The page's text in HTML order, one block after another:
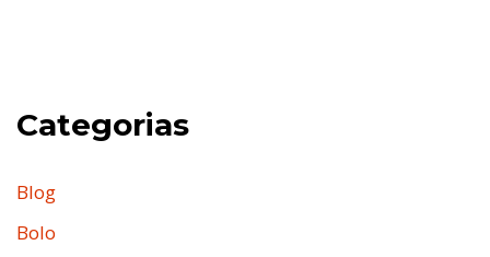
Categorias
Blog
Bolo